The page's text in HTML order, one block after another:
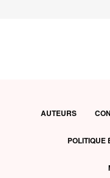
AUTEURS
POLITIQUE